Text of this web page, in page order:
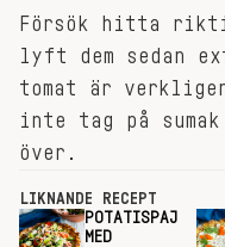
Försök hitta
lyft dem sedan
tomat är
inte tag på
över.
LIKNANDE RECEPT
POTATISPAJ
MED